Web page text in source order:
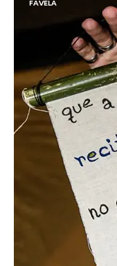
FAVELA